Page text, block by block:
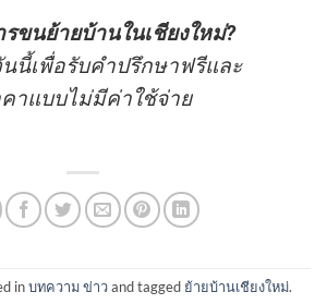
ขนย้ายบ้านในเชียงใหม่?
นนี้เพื่อรับคำปรึกษาฟรีและ
คาแบบไม่มีค่าใช้จ่าย
inบทความ ข่าวand tagged ย้ายบ้านเชียงใหม่.